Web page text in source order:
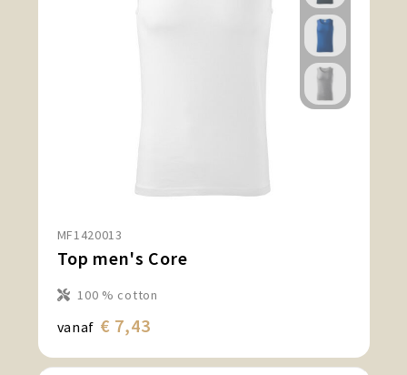
MF1420013
Top men's Core
100 % cotton
vanaf € 7,43